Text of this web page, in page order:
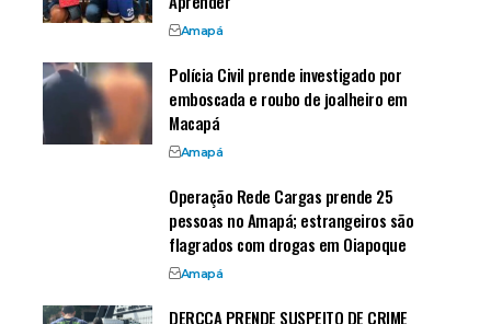
Amapá
Polícia Civil prende investigado por
emboscada e roubo de joalheiro em
Macapá
Amapá
Operação Rede Cargas prende 25
pessoas no Amapá; estrangeiros são
flagrados com drogas em Oiapoque
Amapá
DERCCA PRENDE SUSPEITO DE CRIME